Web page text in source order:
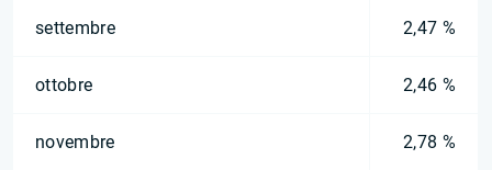
settembre 2,47 %
ottobre 2,46 %
novembre 2,78 %